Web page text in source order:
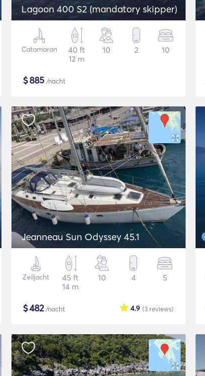
Lagoon 400 S2 (mandatory skipper)
Catamaran
40 ft
12 m
10 2 10
$885 /nacht
Jeanneau Sun Odyssey 45.1
Zeiljacht
45 ft
14 m
10 4 5
$482/nacht (3 reviews)
4.9